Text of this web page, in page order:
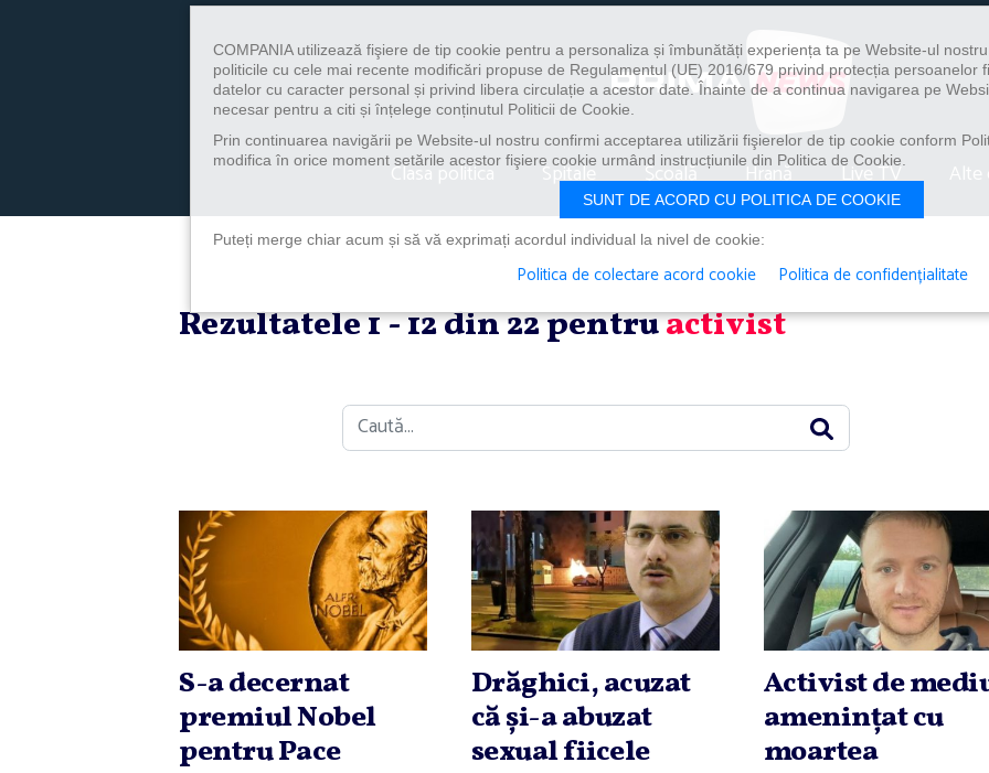
Clasa politica Spitale Școală Hrană Live TV
Rezultatele 1 - 12 din 22 pentruactivist
Caută
S-a decernat
premiul Nobel
pentru Pace
Drăghici, acuzat
că şi-a abuzat
sexual fiicele
Activist de
ameninţat cu
moartea
COMPANIA utilizează fişiere de tip cookie pentru a personaliza și îmbunătăți experiența ta pe Website-ul
politicile cu cele mai recente modificări propuse de Regulamentul (UE) 2016/679 privind protecția persoanelor
datelor cu caracter personal și privind libera circulație a acestor date. Înainte de a continua navigarea pe
necesar pentru a citi și înțelege conținutul Politicii de Cookie.
Prin continuarea navigării pe Website-ul nostru confirmi acceptarea utilizării fişierelor de tip cookie conform
modifica în orice moment setările acestor fişiere cookie urmând instrucțiunile din Politica de Cookie.
SUNT DE ACORD CU POLITICA DE COOKIE
Puteți merge chiar acum și să vă exprimați acordul individual la nivel de cookie:
Politica de colectare acord cookie Politica de confidențialitate